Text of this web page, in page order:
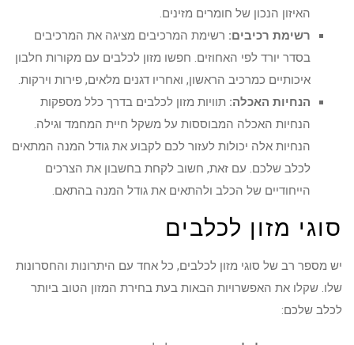
האיזון הנכון של חומרים מזינים.
רשימת רכיבים:רשימת המרכיבים מציגה את המרכיבים
בסדר יורד לפי האחוזים. חפשו מזון לכלבים עם מקורות חלבון
איכותיים כמרכיב הראשון, ואחריו דגנים מלאים, פירות וירקות.
הנחיות האכלה:תוויות מזון לכלבים בדרך כלל מספקות
הנחיות האכלה המבוססות על משקל חיית המחמד וגילה.
הנחיות אלה יכולות לעזור לכם לקבוע את גודל המנה המתאים
לכלב שלכם. עם זאת, חשוב לקחת בחשבון את הצרכים
הייחודיים של הכלב ולהתאים את גודל המנה בהתאם.
סוגי מזון לכלבים
יש מספר רב של סוגי מזון לכלבים, כל אחד עם היתרונות והחסרונות
שלו. שקלו את האפשרויות הבאות בעת בחירת המזון הטוב ביותר
לכלב שלכם: